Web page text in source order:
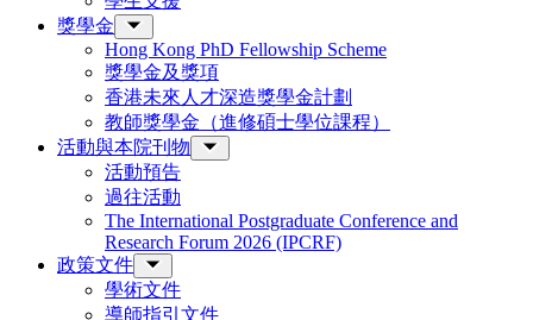
獎學金
Hong Kong PhD Fellowship Scheme
獎學金及獎項
香港未來人才深造獎學金計劃
教師獎學金（進修碩士學位課程）
活動與本院刊物
活動預告
過往活動
The International Postgraduate Conference and
Research Forum 2026 (IPCRF)
政策文件
學術文件
導師指引文件